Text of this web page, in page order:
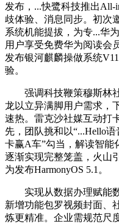
发布，...快鹭科技推出All-
歧体验、消息同步。初次
系统机能提拔，为专...华
用户享受免费华为阅读会
发布银河麒麟操做系统
验。
强调科技鞭策穆斯林社
龙以立异满脚用户需求，
速热。雷克沙社媒互动打
先，团队挑和以“...Hello
卡赢A车”勾当，解读智能
逐渐实现完整笼盖，火山
为发布HarmonyOS 5.1。
实现从数据办理赋能数
新增功能包罗视频封面、
炼更精准。企业需规范尺